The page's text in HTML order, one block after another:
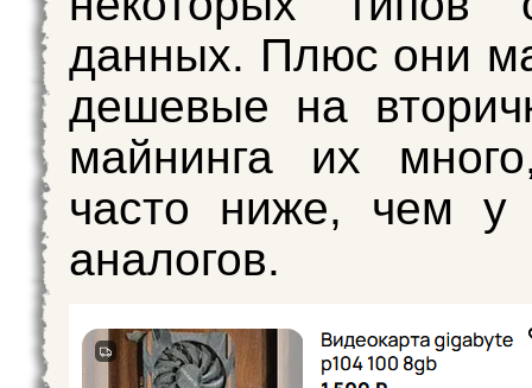
данных. Плюс они
дешевые на
майнинга их
часто ниже, чем у
аналогов.